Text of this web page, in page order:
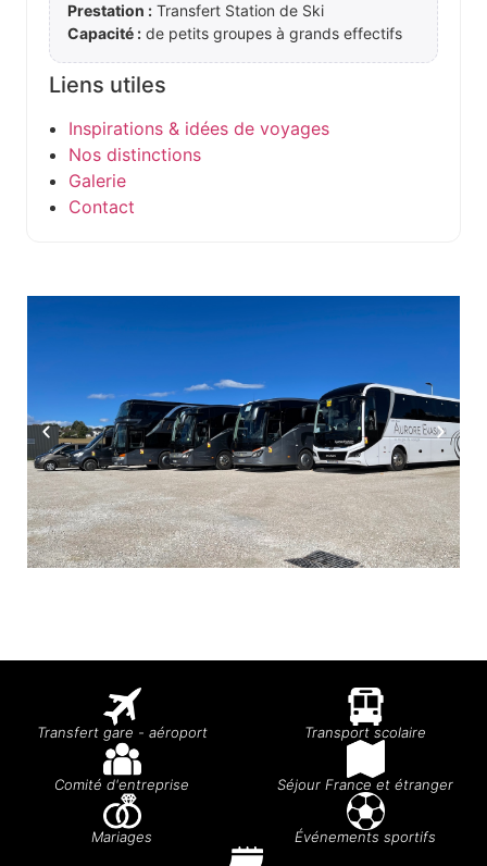
Prestation : Transfert Station de Ski
Capacité : de petits groupes à grands effectifs
Liens utiles
Inspirations & idées de voyages
Nos distinctions
Galerie
Contact
Transfert gare - aéroport Transport scolaire
Comité d'entreprise Séjour France et étranger
Mariages Événements sportifs